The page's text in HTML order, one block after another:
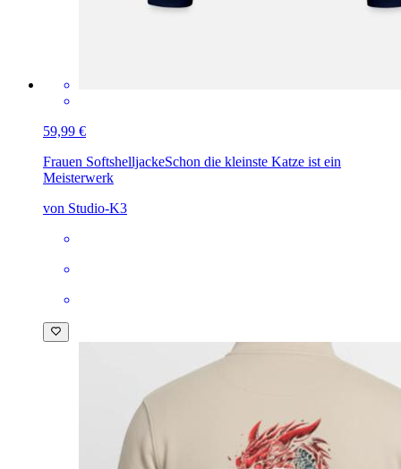
59,99 €
Frauen SoftshelljackeSchon die kleinste Katze ist ein
Meisterwerk
von Studio-K3